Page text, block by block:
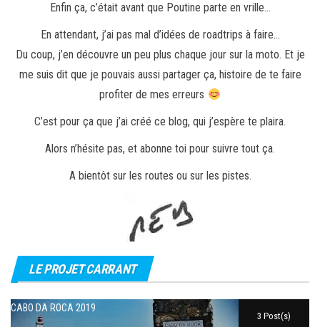
Enfin ça, c’était avant que Poutine parte en vrille…
En attendant, j’ai pas mal d’idées de roadtrips à faire…
Du coup, j’en découvre un peu plus chaque jour sur la moto. Et je
me suis dit que je pouvais aussi partager ça, histoire de te faire
profiter de mes erreurs
C’est pour ça que j’ai créé ce blog, qui j’espère te plaira.
Alors n’hésite pas, et abonne toi pour suivre tout ça.
A bientôt sur les routes ou sur les pistes.
LE PROJET CARRANT
CABO DA ROCA 2019
3 Post(s)